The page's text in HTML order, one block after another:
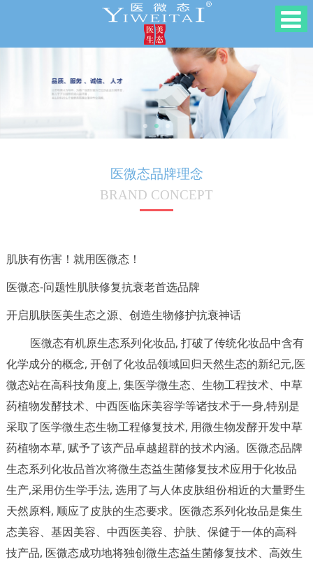
医微态品牌理念
BRAND CONCEPT
肌肤有伤害！就用医微态！
医微态-问题性肌肤修复抗衰老首选品牌
开启肌肤医美生态之源、创造生物修护抗衰神话
医微态有机原生态系列化妆品, 打破了传统化妆品中含有
化学成分的概念, 开创了化妆品领域回归天然生态的新纪元,医
微态站在高科技角度上, 集医学微生态、生物工程技术、中草
药植物发酵技术、中西医临床美容学等诸技术于一身,特别是
采取了医学微生态生物工程修复技术, 用微生物发酵开发中草
药植物本草, 赋予了该产品卓越超群的技术内涵。医微态品牌
生态系列化妆品首次将微生态益生菌修复技术应用于化妆品
生产,采用仿生学手法, 选用了与人体皮肤组份相近的大量野生
天然原料, 顺应了皮肤的生态要求。医微态系列化妆品是集生
态美容、基因美容、中西医美容、护肤、保健于一体的高科
技产品, 医微态成功地将独创微生态益生菌修复技术、高效生